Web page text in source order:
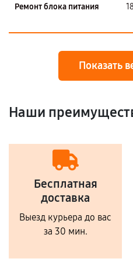
Ремонт блока питания
Показать
Наши
Бесплатная
доставка
Выезд курьера до вас
за 30 мин.